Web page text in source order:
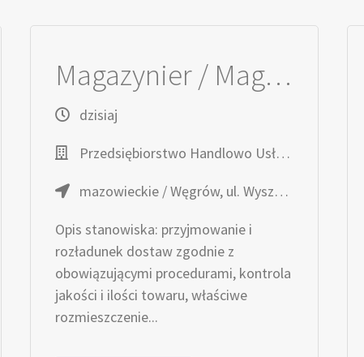
Magazynier / Magazynierka
dzisiaj
Przedsiębiorstwo Handlowo Usługowe TOPAZ
mazowieckie / Węgrów, ul. Wyszyńskiego 7
Opis stanowiska: przyjmowanie i
rozładunek dostaw zgodnie z
obowiązującymi procedurami, kontrola
jakości i ilości towaru, właściwe
rozmieszczenie...